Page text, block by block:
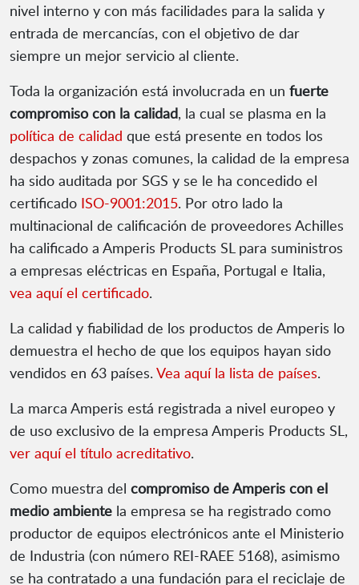
nivel interno y con más facilidades para la salida y
entrada de mercancías, con el objetivo de dar
siempre un mejor servicio al cliente.
Toda la organización está involucrada en un fuerte
compromiso con la calidad, la cual se plasma en la
política de calidad que está presente en todos los
despachos y zonas comunes, la calidad de la empresa
ha sido auditada por SGS y se le ha concedido el
certificado ISO-9001:2015. Por otro lado la
multinacional de calificación de proveedores Achilles
ha calificado a Amperis Products SL para suministros
a empresas eléctricas en España, Portugal e Italia,
vea aquí el certificado.
La calidad y fiabilidad de los productos de Amperis lo
demuestra el hecho de que los equipos hayan sido
vendidos en 63 países. Vea aquí la lista de países.
La marca Amperis está registrada a nivel europeo y
de uso exclusivo de la empresa Amperis Products SL,
ver aquí el título acreditativo.
Como muestra del compromiso de Amperis con el
medio ambiente la empresa se ha registrado como
productor de equipos electrónicos ante el Ministerio
de Industria (con número REI-RAEE 5168), asimismo
se ha contratado a una fundación para el reciclaje de